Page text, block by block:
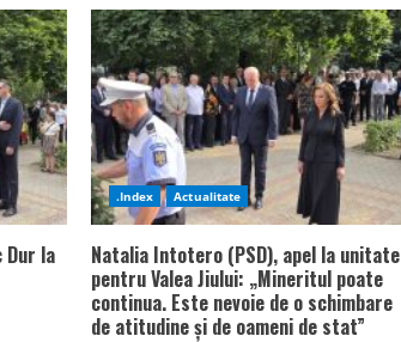
Dur la
.Index Actualitate
Natalia Intotero (PSD), apel la unitate
pentru Valea Jiului: „Mineritul poate
continua. Este nevoie de o schimbare
de atitudine și de oameni de stat”